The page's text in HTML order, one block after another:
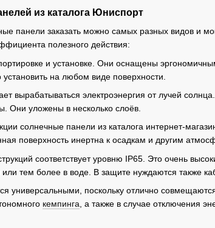
из каталога Юниспорт
панели заказать можно самых разных видов и
полезного действия:
и установке. Они оснащены
на любом виде поверхности.
вырабатываться электроэнергия от лучей
Они уложены в несколько слоёв.
солнечные панели из каталога интернет-
поверхность инертна к осадкам и другим
соответствует уровню IP65. Это очень
тем более в воде. В защите нуждаются также
универсальными, поскольку отлично
кемпинга , а также в случае отключения